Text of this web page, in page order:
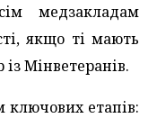
медзакладам
якщо ті мають
із Мінветеранів.
ключових етапів: